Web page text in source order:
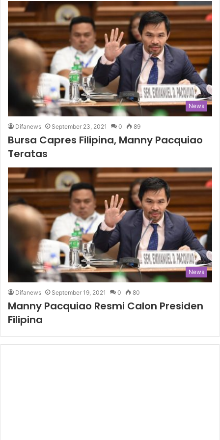
News
Difanews September 23, 2021 0 89
Bursa Capres Filipina, Manny Pacquiao
Teratas
News
Difanews September 19, 2021 0 80
Manny Pacquiao Resmi Calon Presiden
Filipina